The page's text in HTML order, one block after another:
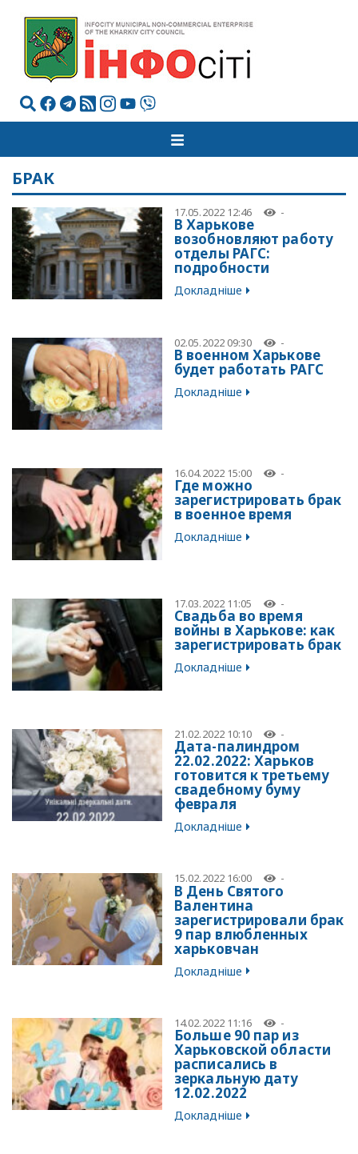
БРАК
17.05.2022 12:46 -
В Харькове
возобновляют работу
отделы РАГС:
подробности
Докладніше
02.05.2022 09:30 -
В военном Харькове
будет работать РАГС
Докладніше
16.04.2022 15:00 -
Где можно
зарегистрировать брак
в военное время
Докладніше
17.03.2022 11:05 -
Свадьба во время
войны в Харькове: как
зарегистрировать брак
Докладніше
21.02.2022 10:10 -
Дата-палиндром
22.02.2022: Харьков
готовится к третьему
свадебному буму
февраля
Докладніше
15.02.2022 16:00 -
В День Святого
Валентина
зарегистрировали брак
9 пар влюбленных
харьковчан
Докладніше
14.02.2022 11:16 -
Больше 90 пар из
Харьковской области
расписались в
зеркальную дату
12.02.2022
Докладніше